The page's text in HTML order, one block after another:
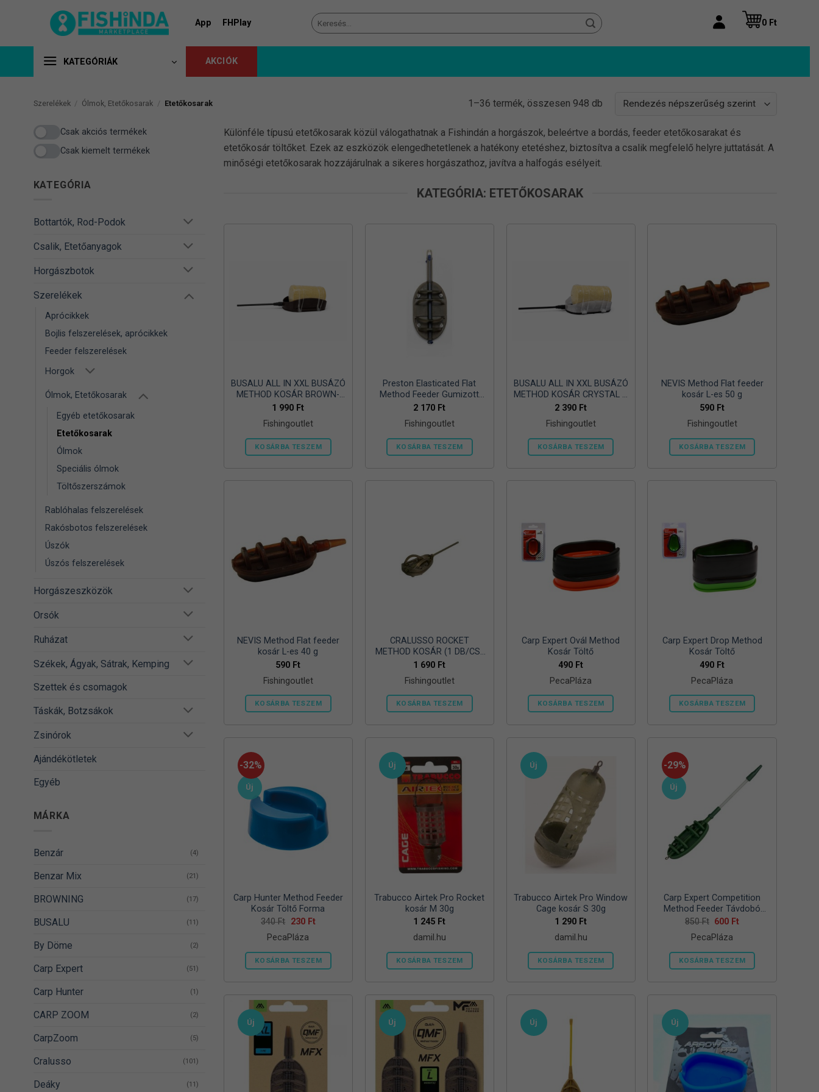
App FHPlay
Keresés
a
0 Ft
KATEGÓRIÁK AKCIÓK
Szerelékek / Ólmok, Etetőkosarak / Etetőkosarak 1–36 termék, összesen 948 db Sorted
popularity
Csak akciós termékek
Csak kiemelt termékek
KATEGÓRIA
Bottartók, Rod-Podok
Csalik, Etetőanyagok
Horgászbotok
Szerelékek
Aprócikkek
Bojlis felszerelések, aprócikkek
Feeder felszerelések
Horgok
Ólmok, Etetőkosarak
Egyéb etetőkosarak
Etetőkosarak
Ólmok
Speciális ólmok
Töltőszerszámok
Rablóhalas felszerelések
Rakósbotos felszerelések
Úszók
Úszós felszerelések
Horgászeszközök
Orsók
Ruházat
Székek, Ágyak, Sátrak, Kemping
Szettek és csomagok
Táskák, Botzsákok
Zsinórok
Ajándékötletek
Egyéb
MÁRKA
Benzár (4)
Benzar Mix (21)
BROWNING (17)
BUSALU (11)
By Döme (2)
Carp Expert (51)
Carp Hunter (1)
CARP ZOOM (2)
CarpZoom (5)
Cralusso (101)
Deáky (11)
Különféle típusú etetőkosarak közül válogathatnak a Fishindán a horgászok, beleértve a bordás, feeder etetőkosarakat és
etetőkosár töltőket. Ezek az eszközök elengedhetetlenek a hatékony etetéshez, biztosítva a csalik megfelelő helyre juttatását. A
minőségi etetőkosarak hozzájárulnak a sikeres horgászathoz, javítva a halfogás esélyeit.
KATEGÓRIA: ETETŐKOSARAK
BUSALU ALL IN XXL BUSÁZÓ
METHOD KOSÁR BROWN-
90gr
1 990 Ft
Fishingoutlet
KOSÁRBA TESZEM
Preston Elasticated Flat
Method Feeder Gumizott
Etetőkosár Large 60GR
2 170 Ft
Fishingoutlet
KOSÁRBA TESZEM
BUSALU ALL IN XXL BUSÁZÓ
METHOD KOSÁR CRYSTAL –
150gr
2 390 Ft
Fishingoutlet
KOSÁRBA TESZEM
NEVIS Method Flat feeder
kosár L-es 50 g
590 Ft
Fishingoutlet
KOSÁRBA TESZEM
NEVIS Method Flat feeder
kosár L-es 40 g
590 Ft
Fishingoutlet
KOSÁRBA TESZEM
CRALUSSO ROCKET
METHOD KOSÁR (1 DB/CS)
70 G
1 690 Ft
Fishingoutlet
KOSÁRBA TESZEM
Carp Expert Ovál Method
Kosár Töltő
490 Ft
PecaPláza
KOSÁRBA TESZEM
variációja
változatok
a
termékoldalon
választhatók
Carp Expert Drop Method
Kosár Töltő
490 Ft
PecaPláza
KOSÁRBA TESZEM
variációja
változatok
-32%
Új
Carp Hunter Method Feeder
Kosár Töltő Forma
340Ft Original
was:
230 FtCurrent
PecaPláza
KOSÁRBA TESZEM
terméknek
variációja
van.
A
változatok
Új
Trabucco Airtek Pro Rocket
kosár M 30g
1 245 Ft
damil.hu
KOSÁRBA TESZEM
Új
Trabucco Airtek Pro Window
Cage kosár S 30g
1 290 Ft
damil.hu
KOSÁRBA TESZEM
-29%
Új
Carp Expert Competition
Method Feeder Távdobó
Etetőkosár
850Ft Original
was:
600 FtCurrent
PecaPláza
KOSÁRBA TESZEM
variációja
van.
A
változatok
a
Új Új Új Új